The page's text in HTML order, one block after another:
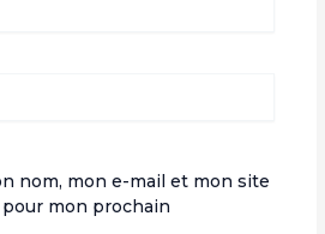
nom, mon e-mail et mon site
mon prochain